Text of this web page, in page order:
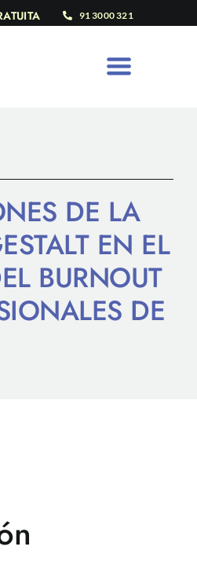
91 3000 321
DE LA
EN EL
BURNOUT
DE